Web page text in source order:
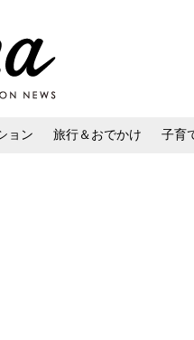
ョン 旅行＆おでかけ 子育